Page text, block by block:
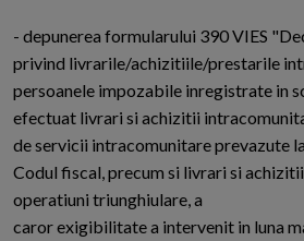
- depunerea formularului 390 VIES
privind livrarile/achizitiile/prestarile
persoanele impozabile inregistrate in
efectuat livrari si achizitii
de servicii intracomunitare prevazute
Codul fiscal, precum si livrari si
operatiuni triunghiulare, a
caror exigibilitate a intervenit in luna